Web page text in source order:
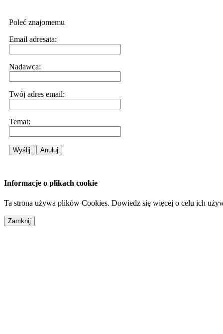
Poleć znajomemu
Email adresata:
Nadawca:
Twój adres email:
Temat:
Wyślij Anuluj
Informacje o plikach cookie
Ta strona używa plików Cookies. Dowiedz się więcej o celu ich